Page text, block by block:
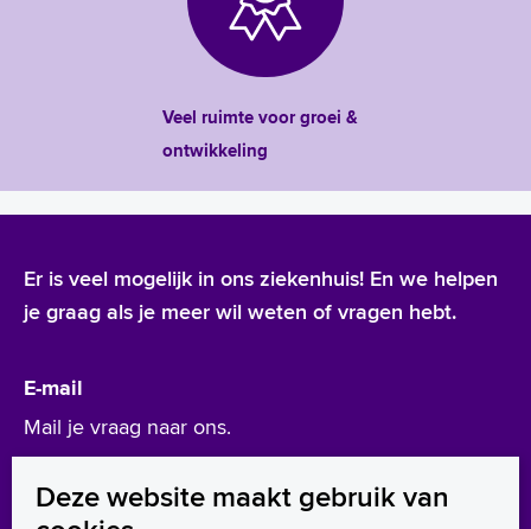
Veel ruimte voor groei &
ontwikkeling
Er is veel mogelijk in ons ziekenhuis! En we helpen
je graag als je meer wil weten of vragen hebt.
E-mail
Mail je vraag naar ons.
werken@asz.nl
Deze website maakt gebruik van